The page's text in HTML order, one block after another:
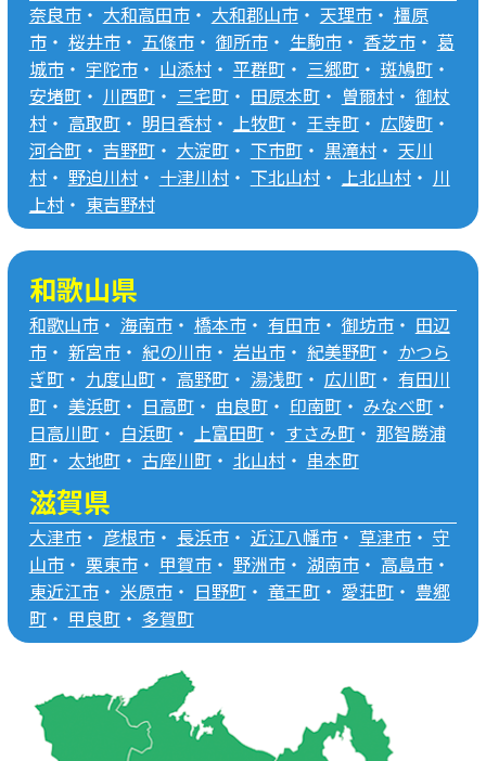
奈良市・ 大和高田市・ 大和郡山市・ 天理市・ 橿原
市・ 桜井市・ 五條市・ 御所市・ 生駒市・ 香芝市・ 葛
城市・ 宇陀市・ 山添村・ 平群町・ 三郷町・ 斑鳩町・
安堵町・ 川西町・ 三宅町・ 田原本町・ 曽爾村・ 御杖
村・ 高取町・ 明日香村・ 上牧町・ 王寺町・ 広陵町・
河合町・ 吉野町・ 大淀町・ 下市町・ 黒滝村・ 天川
村・ 野迫川村・ 十津川村・ 下北山村・ 上北山村・ 川
上村・ 東吉野村
和歌山県
和歌山市・ 海南市・ 橋本市・ 有田市・ 御坊市・ 田辺
市・ 新宮市・ 紀の川市・ 岩出市・ 紀美野町・ かつら
ぎ町・ 九度山町・ 高野町・ 湯浅町・ 広川町・ 有田川
町・ 美浜町・ 日高町・ 由良町・ 印南町・ みなべ町・
日高川町・ 白浜町・ 上富田町・ すさみ町・ 那智勝浦
町・ 太地町・ 古座川町・ 北山村・ 串本町
滋賀県
大津市・ 彦根市・ 長浜市・ 近江八幡市・ 草津市・ 守
山市・ 栗東市・ 甲賀市・ 野洲市・ 湖南市・ 高島市・
東近江市・ 米原市・ 日野町・ 竜王町・ 愛荘町・ 豊郷
町・ 甲良町・ 多賀町